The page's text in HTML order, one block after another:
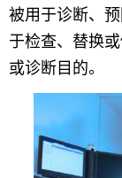
被用于诊断、
于检查、替换
或诊断目的。